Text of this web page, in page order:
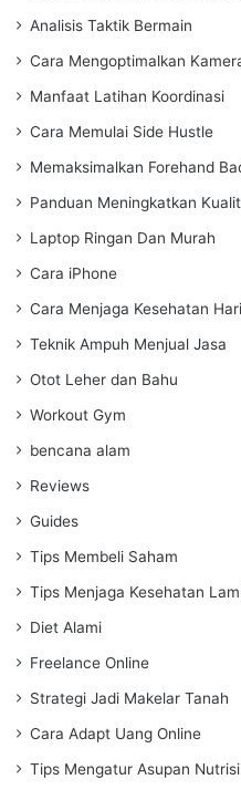
Analisis Taktik Bermain
Cara Mengoptimalkan
Manfaat Latihan Koordinasi
Cara Memulai Side Hustle
Memaksimalkan Forehand
Panduan Meningkatkan
Laptop Ringan Dan Murah
Cara iPhone
Cara Menjaga Kesehatan
Teknik Ampuh Menjual Jasa
Otot Leher dan Bahu
Workout Gym
bencana alam
Reviews
Guides
Tips Membeli Saham
Tips Menjaga Kesehatan
Diet Alami
Freelance Online
Strategi Jadi Makelar Tanah
Cara Adapt Uang Online
Tips Mengatur Asupan Nutrisi